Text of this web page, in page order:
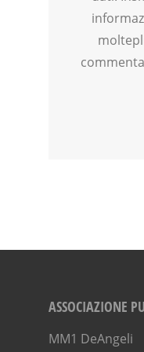
FORMAZIONE
LABORATORIO
MOOD BOX
PEDAGOGIA
ASSOCIAZIONE
MM1 DeAngeli